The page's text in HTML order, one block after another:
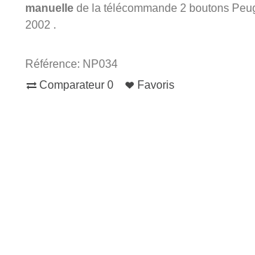
manuellede la télécommande 2 boutons
2002 .
Référence: NP034
Comparateur 0 Favoris